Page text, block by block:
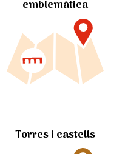
emblemàtica
Torres i castells